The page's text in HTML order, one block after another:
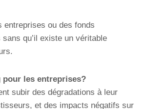
entreprises ou des fonds
qu’il existe un véritable
pour les entreprises?
subir des dégradations à leur
et des impacts négatifs sur